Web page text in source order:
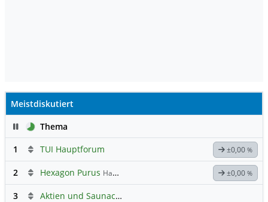
Meistdiskutiert
PauseThema
1
TUI Hauptforum ±0,00 %
2 Hexagon Purus Hauptdiskussion ±0,00 %
3 Aktien und Saunaclub alla Luci